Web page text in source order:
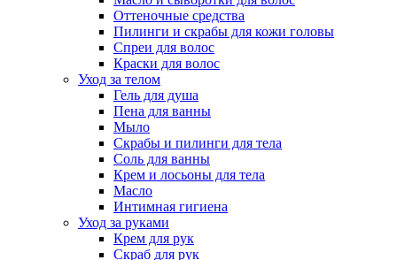
Оттеночные средства
Пилинги и скрабы для кожи головы
Спреи для волос
Краски для волос
Уход за телом
Гель для душа
Пена для ванны
Мыло
Скрабы и пилинги для тела
Соль для ванны
Крем и лосьоны для тела
Масло
Интимная гигиена
Уход за руками
Крем для рук
Скраб для рук